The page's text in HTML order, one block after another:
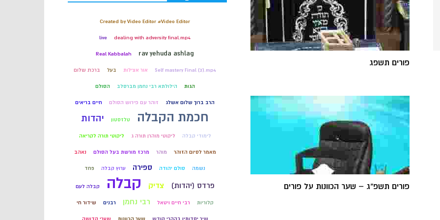
פורים תשפג
פורים תשפ"ג – שער הכוונות על פורים
Created by Video Editor #Video Editor
dealing with adversity final.mp4
live
rav yehuda ashlag
Real Kabbalah
Self mastery Final (2).mp4 אור אצילות בעל ברכת שלום
הגות הילולתא רבי נחמן מברסלב הסולם
הרב ברוך שלום אשלג זוהר עם פירוש הסולם חיים בריאים
חכמת הקבלה טלזסטון יהדות
לימודי קבלה ליקוטי מוהרן תורה ג ליקוטי תורה לקריאה
מאמר לסיום הזוהר מוהר מרכז מורשת בעל הסולם נאהב
נשמה סולם יהודה ספירה ערוץ קבלה פחד
פרדס (יהדות) צדיק קבלה קבלה לעם
קלוריות רבי חיים ויטאל רבי נחמן רבנים שידור חי
שיר יסדותיו בההרי קודש שער הכוונות שערי קדושה